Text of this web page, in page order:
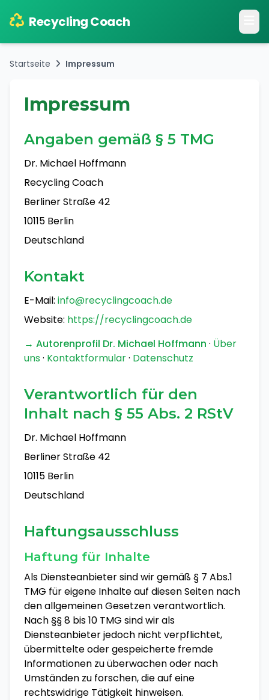
Recycling Coach
Startseite Impressum
Impressum
Angaben gemäß § 5 TMG
Dr. Michael Hoffmann
Recycling Coach
Berliner Straße 42
10115 Berlin
Deutschland
Kontakt
E-Mail: info@recyclingcoach.de
Website: https://recyclingcoach.de
→ Autorenprofil Dr. Michael Hoffmann · Über
uns· Kontaktformular· Datenschutz
Verantwortlich für den
Inhalt nach § 55 Abs. 2 RStV
Dr. Michael Hoffmann
Berliner Straße 42
10115 Berlin
Deutschland
Haftungsausschluss
Haftung für Inhalte
Als Diensteanbieter sind wir gemäß § 7 Abs.1
TMG für eigene Inhalte auf diesen Seiten nach
den allgemeinen Gesetzen verantwortlich.
Nach §§ 8 bis 10 TMG sind wir als
Diensteanbieter jedoch nicht verpflichtet,
übermittelte oder gespeicherte fremde
Informationen zu überwachen oder nach
Umständen zu forschen, die auf eine
rechtswidrige Tätigkeit hinweisen.